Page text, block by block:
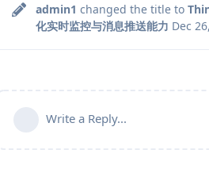
admin1 changed the title to
化实时监控与消息推送能力 Dec
Write a Reply...